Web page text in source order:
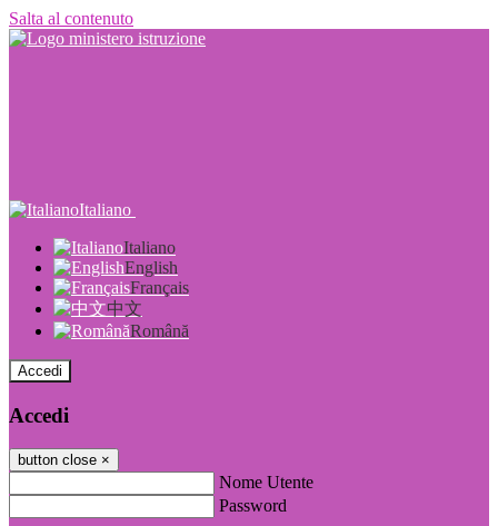
Salta al contenuto
Italiano
Italiano
English
Français
中文
Română
Accedi
Accedi
button close ×
Nome Utente
Password